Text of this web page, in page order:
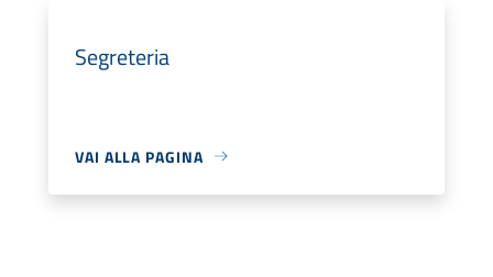
Segreteria
VAI ALLA PAGINA